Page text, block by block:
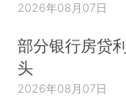
2026年08月07日
部分银行房贷
头
2026年08月07日